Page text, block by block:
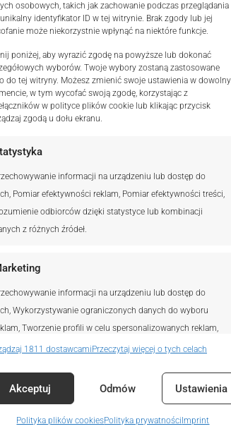
osobowych, takich jak zachowanie podczas przeglądania
identyfikator ID w tej witrynie. Brak zgody lub jej
może niekorzystnie wpłynąć na niektóre funkcje.
poniżej, aby wyrazić zgodę na powyższe lub dokonać
wyborów. Twoje wybory zostaną zastosowane
do tej witryny. Możesz zmienić swoje ustawienia w
w tym wycofać swoją zgodę, korzystając z
w polityce plików cookie lub klikając przycisk
zgodą u dołu ekranu.
informacji na urządzeniu lub dostęp do
Pomiar efektywności reklam, Pomiar efektywności treści,
odbiorców dzięki statystyce lub kombinacji
z różnych źródeł.
informacji na urządzeniu lub dostęp do
Wykorzystywanie ograniczonych danych do wyboru
Tworzenie profili w celu spersonalizowanych reklam,
profili do wyboru spersonalizowanych reklam,
Rozwój i ulepszanie usług, Wykorzystywanie
danych do wyboru treści.
1811 dostawcamiPrzeczytaj więcej o tych celach
Akceptuj Odmów Ustawienia
Polityka plików cookiesPolityka prywatności Imprint
i Biura
AGENTKA KW®
BIURO
Legal
(EU)
Wyłączenie
odpowiedzialności